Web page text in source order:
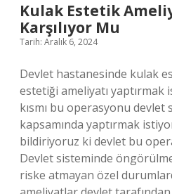
Kulak Estetik
Karşılıyor Mu
Tarih: Aralık 6, 2024
Devlet hastanesinde kulak
estetiği ameliyatı yaptırmak
kısmı bu operasyonu devlet
kapsamında yaptırmak
bildiriyoruz ki devlet bu
Devlet sisteminde
riske atmayan özel